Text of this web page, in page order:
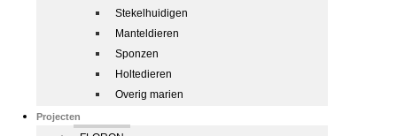
Stekelhuidigen
Manteldieren
Sponzen
Holtedieren
Overig marien
Projecten